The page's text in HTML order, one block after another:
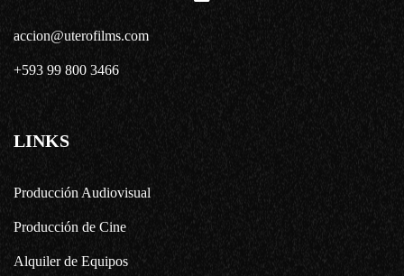
accion@uterofilms.com
+593 99 800 3466
LINKS
Producción Audiovisual
Producción de Cine
Alquiler de Equipos